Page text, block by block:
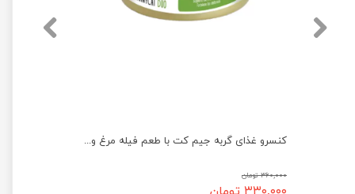
کنسرو غذای گربه جیم‌ کت با طعم فیله مرغ و سیب وزن 70 گرم
۳۶۰,۰۰۰ تومان